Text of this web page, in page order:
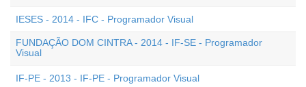
IESES - 2014 - IFC - Programador Visual
FUNDAÇÃO DOM CINTRA - 2014 - IF-SE - Programador
Visual
IF-PE - 2013 - IF-PE - Programador Visual